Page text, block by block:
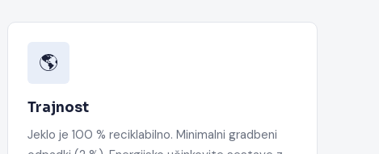
🌎
Trajnost
Jeklo je 100 % reciklabilno. Minimalni gradbeni